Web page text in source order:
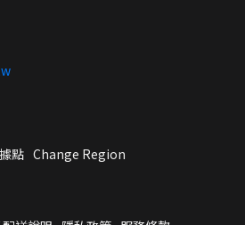
點 Change Region